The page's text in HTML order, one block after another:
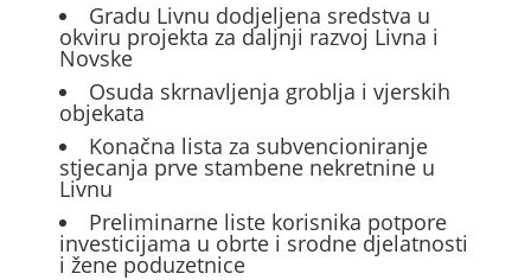
Gradu Livnu dodjeljena sredstva u
okviru projekta za daljnji razvoj Livna i
Novske
Osuda skrnavljenja groblja i vjerskih
objekata
Konačna lista za subvencioniranje
stjecanja prve stambene nekretnine u
Livnu
Preliminarne liste korisnika potpore
investicijama u obrte i srodne djelatnosti
i žene poduzetnice